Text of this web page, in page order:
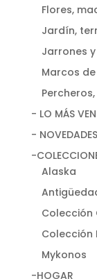
Flores,
Jardín,
Jarrones
Marcos
- LO MÁS
- NOVEDADES
-
Alaska
Colección
Colección
Mykonos
-HOGAR